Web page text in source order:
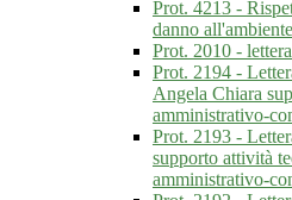
Prot. 4213 -
danno
Prot. 2010 -
Prot. 2194 -
Angela Chiara
amministrativo-
Prot. 2193 -
supporto attività
amministrativo-